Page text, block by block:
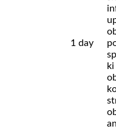
1 day
ki